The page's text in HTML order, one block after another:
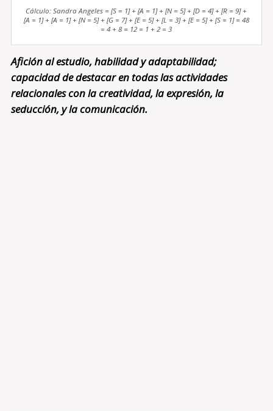
Cálculo: Sandra Angeles = [S = 1] + [A = 1] + [N = 5] + [D = 4] + [R = 9] +
[A = 1] + [A = 1] + [N = 5] + [G = 7] + [E = 5] + [L = 3] + [E = 5] + [S = 1] = 48
= 4 + 8 = 12 = 1 + 2 = 3
Afición al estudio, habilidad y adaptabilidad;
capacidad de destacar en todas las actividades
relacionales con la creatividad, la expresión, la
seducción, y la comunicación.